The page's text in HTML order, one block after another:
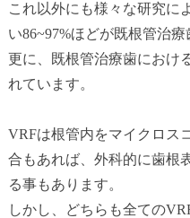
これ以外にも様々な研究に
い86~97%ほどが既根管治
更に、既根管治療歯におけ
れています。
VRFは根管内をマイクロス
合もあれば、外科的に歯根
る事もあります。
しかし、どちらも全ての